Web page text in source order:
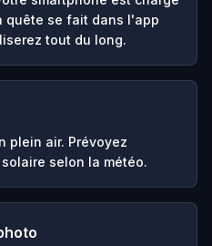
quête se fait dans l'app
tout du long.
plein air. Prévoyez
selon la météo.